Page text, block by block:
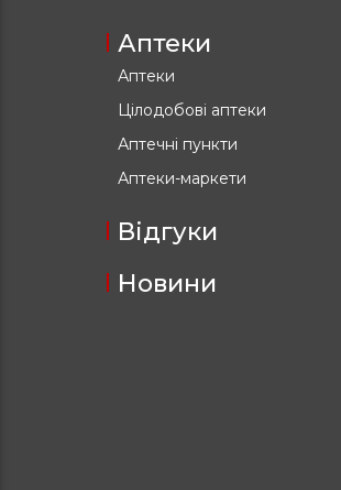
Аптеки
Аптеки
Цілодобові аптеки
Аптечні пункти
Аптеки-маркети
Відгуки
Новини